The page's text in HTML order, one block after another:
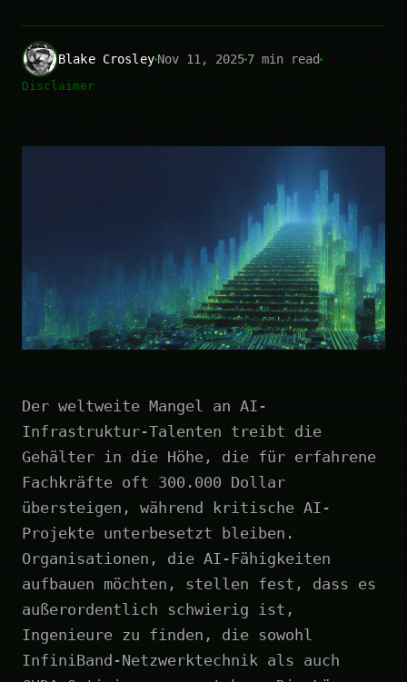
Blake CrosleyNov 11, 20257 min read
Disclaimer
Der weltweite Mangel an AI-
Infrastruktur-Talenten treibt die
Gehälter in die Höhe, die für erfahrene
Fachkräfte oft 300.000 Dollar
übersteigen, während kritische AI-
Projekte unterbesetzt bleiben.
Organisationen, die AI-Fähigkeiten
aufbauen möchten, stellen fest, dass es
außerordentlich schwierig ist,
Ingenieure zu finden, die sowohl
InfiniBand-Netzwerktechnik als auch